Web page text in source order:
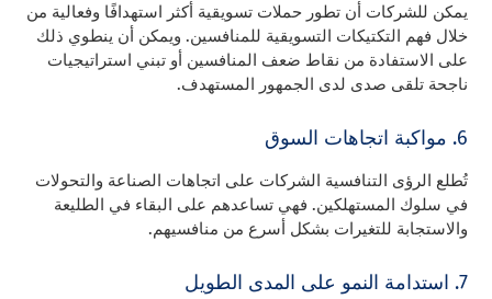
يمكن للشركات أن تطور حملات تسويقية أكثر استهدافًا وفعالية من
خلال فهم التكتيكات التسويقية للمنافسين. ويمكن أن ينطوي ذلك
على الاستفادة من نقاط ضعف المنافسين أو تبني استراتيجيات
ناجحة تلقى صدى لدى الجمهور المستهدف.
6. مواكبة اتجاهات السوق
تُطلع الرؤى التنافسية الشركات على اتجاهات الصناعة والتحولات
في سلوك المستهلكين. فهي تساعدهم على البقاء في الطليعة
والاستجابة للتغيرات بشكل أسرع من منافسيهم.
7. استدامة النمو على المدى الطويل